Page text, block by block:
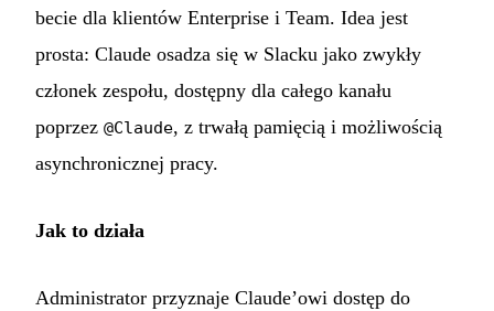
becie dla klientów Enterprise i Team. Idea jest
prosta: Claude osadza się w Slacku jako zwykły
członek zespołu, dostępny dla całego kanału
poprzez @Claude, z trwałą pamięcią i możliwością
asynchronicznej pracy.
Jak to działa
Administrator przyznaje Claude’owi dostęp do